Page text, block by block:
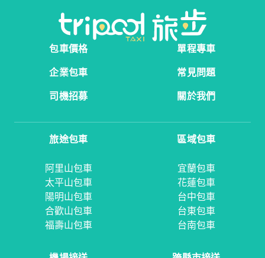
包車價格
單程專車
企業包車
常見問題
司機招募
關於我們
旅途包車
阿里山包車
太平山包車
陽明山包車
合歡山包車
福壽山包車
區域包車
宜蘭包車
花蓮包車
台中包車
台東包車
台南包車